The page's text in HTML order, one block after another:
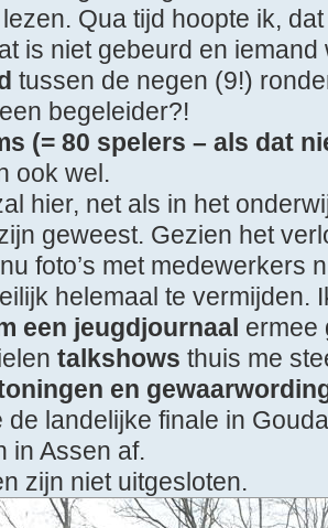
Qua tijd hoopte ik,
is niet gebeurd en
tussen de negen (9!)
begeleider?!
(= 80 spelers – als dat
ook wel.
hier, net als in het
geweest. Gezien het
foto’s met medewerkers
helemaal te vermijden.
een jeugdjournaal ermee
talkshows thuis me
en
de landelijke finale in
in Assen af.
zijn niet uitgesloten.